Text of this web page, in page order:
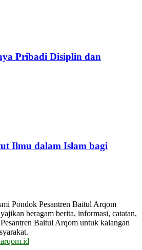
Pribadi Disiplin dan
Ilmu dalam Islam bagi
Pondok Pesantren Baitul Arqom
beragam berita, informasi, catatan,
Baitul Arqom untuk kalangan